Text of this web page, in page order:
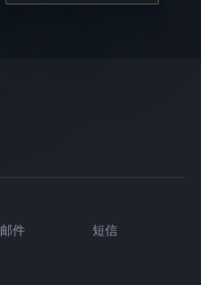
邮件
短信